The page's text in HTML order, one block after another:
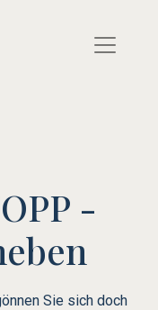
-
Sie sich doch